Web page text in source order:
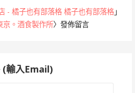
- 橘子也有部落格 橘子也有部落格 」
京。酒食製作所〉發佈留言
(輸入Email)